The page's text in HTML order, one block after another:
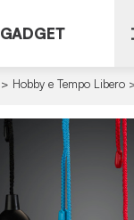
GADGET
> Hobby e Tempo Libero